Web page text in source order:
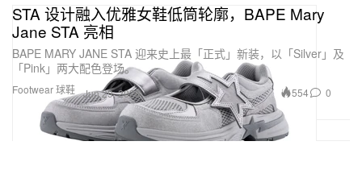
Footwear 球鞋
STA 设计融入优雅女鞋低筒轮廓，BAPE Mary
Jane STA 亮相
BAPE MARY JANE STA 迎来史上最「正式」新装，以「Silver」及
「Pink」两大配色登场。
Jun 29, 2026 554 0